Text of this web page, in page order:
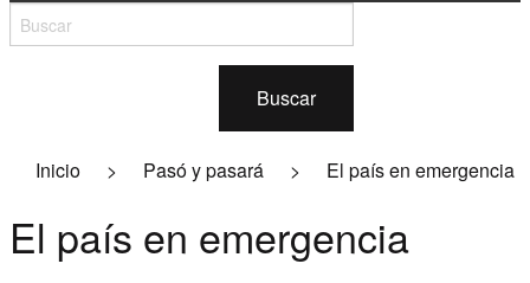
En contexto
Economía
Logística
Buscar
Inicio > Pasó y pasará > El país en emergencia
El país en emergencia